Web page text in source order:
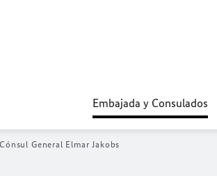
Embajada y Consulados
Cónsul General Elmar Jakobs